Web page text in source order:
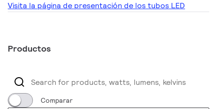
Visita la página de presentación de los tubos LED
Productos
Comparar